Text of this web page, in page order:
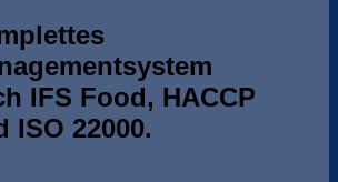
IFS Food, HACCP
ISO 22000.